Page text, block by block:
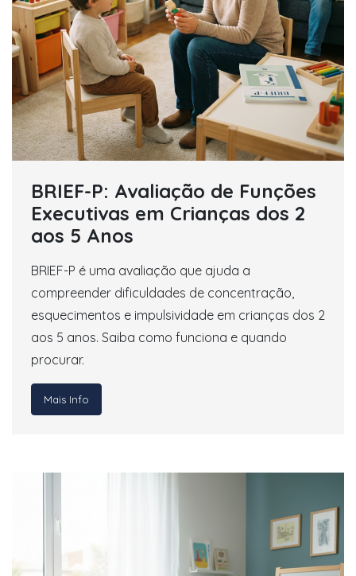
BRIEF-P: Avaliação de Funções
Executivas em Crianças dos 2
aos 5 Anos
BRIEF-P é uma avaliação que ajuda a
compreender dificuldades de concentração,
esquecimentos e impulsividade em crianças dos 2
aos 5 anos. Saiba como funciona e quando
procurar.
Mais Info